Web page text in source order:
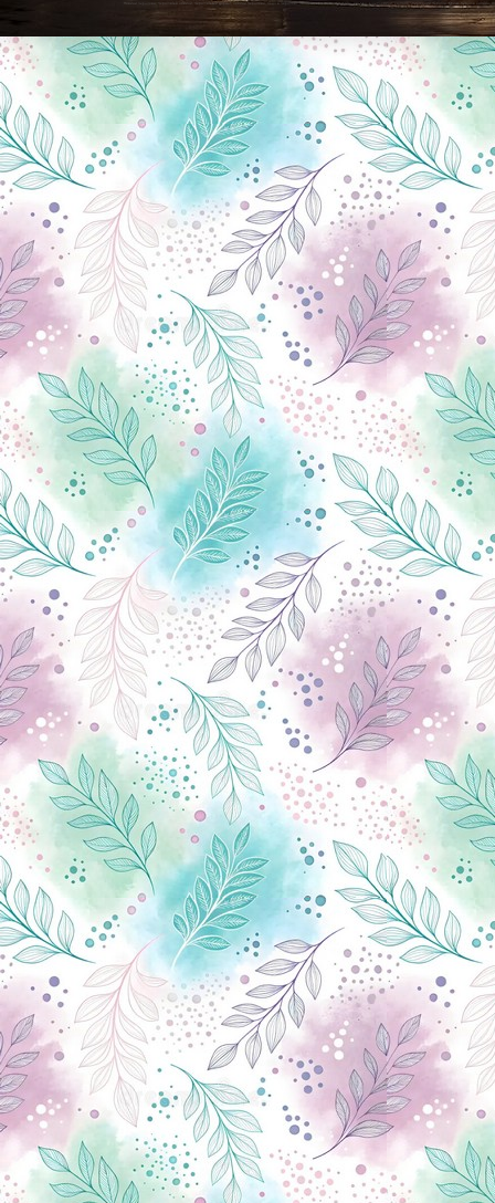
Новини Чернігова, Чернігівські новини, Чернігівський формат, новини Чернігова, події в Чернігові: політика, економіка, аналітика, культура, відеоновини, екологія, спортивний Чернігів, туризм, Чернігів